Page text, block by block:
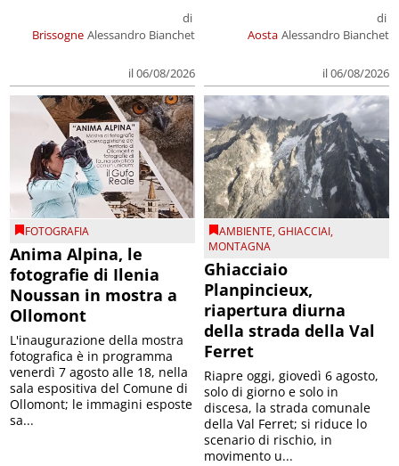
Brissogne
di
Alessandro Bianchet
il 06/08/2026
Aosta
di
Alessandro Bianchet
il 06/08/2026
FOTOGRAFIA
Anima Alpina, le
fotografie di Ilenia
Noussan in mostra a
Ollomont
L'inaugurazione della mostra
fotografica è in programma
venerdì 7 agosto alle 18, nella
sala espositiva del Comune di
Ollomont; le immagini esposte
sa...
AMBIENTE,GHIACCIAI,
MONTAGNA
Ghiacciaio
Planpincieux,
riapertura diurna
della strada della Val
Ferret
Riapre oggi, giovedì 6 agosto,
solo di giorno e solo in
discesa, la strada comunale
della Val Ferret; si riduce lo
scenario di rischio, in
movimento u...